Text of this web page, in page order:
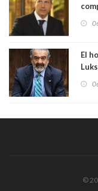
El
día
©